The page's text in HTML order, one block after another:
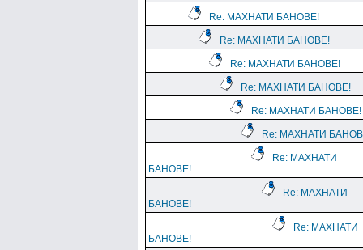
Re: МАХНАТИ БАНОВЕ!
Re: МАХНАТИ БАНОВЕ!
Re: МАХНАТИ БАНОВЕ!
Re: МАХНАТИ БАНОВЕ!
Re: МАХНАТИ БАНОВЕ!
Re: МАХНАТИ
Re: МАХНАТИ
БАНОВЕ!
Re: МАХНАТИ
БАНОВЕ!
Re: МАХНАТИ
БАНОВЕ!